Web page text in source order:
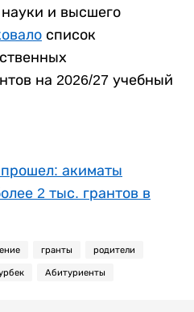
и высшего
список
на 2026/27 учебный
акиматы
2 тыс. грантов в
гранты родители
Абитуриенты